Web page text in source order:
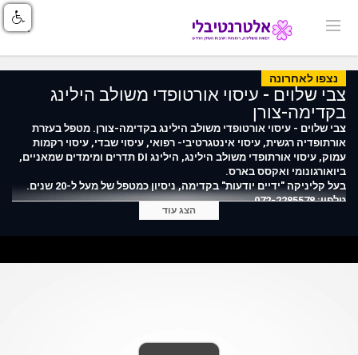
נצפו לאחרונה
צבי שלוים - עיסוי אורטופדי משולב הילינג
בקדימה-צורן
צבי שלוים - עיסוי אורטופדי משולב הילינג בקדימה-צורן. מטפל בעזרת
אורתופדיה רגשית, עיסוי אינטגרטיבי- רפואי, עיסוי שבדי, עיסוי רקמות
עמוק, עיסוי אורתופדי משולב הילינג, הילינג DI תדרים ומימדים שמאניים,
ביואורגונומי ואקסס בארס.​
בעל קליניקה "ידיים יודעות" בקדימה, ניסיון כמטפל של מעל ל-20 שנים.
טלפון: 072-2285578
לפרטים נוספים על צבי שלוים, קישור:הצג עוד